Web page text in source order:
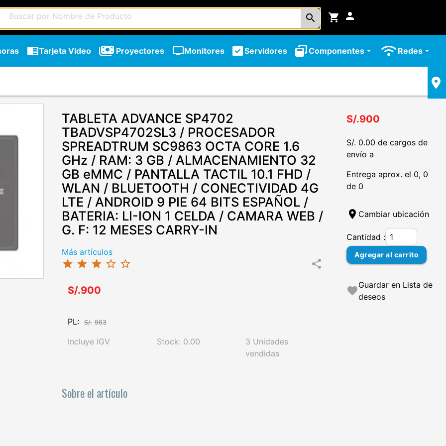
search shopping_cart person
chrome_reader_modeTarjeta Video Proyectores tvMonitores Servidores Componentesarrow_drop_down Redes arrow_drop_down
TABLETA ADVANCE SP4702
TBADVSP4702SL3 / PROCESADOR
SPREADTRUM SC9863 OCTA CORE 1.6
GHz / RAM: 3 GB / ALMACENAMIENTO 32
GB eMMC / PANTALLA TACTIL 10.1 FHD /
WLAN / BLUETOOTH / CONECTIVIDAD 4G
LTE / ANDROID 9 PIE 64 BITS ESPAÑOL /
BATERIA: LI-ION 1 CELDA / CAMARA WEB /
G. F: 12 MESES CARRY-IN
Más artículos
star star star star_border star_border share
S/.900
PL: S/. 963
Incluye IGV Stock: 0.00
3 Unidades
vendidas
Sobre el artículo
S/.900
S/. 0.00 de cargos de
envío a
Entrega aprox. el 0, 0
de 0
location_on Cambiar ubicación
Cantidad :
Agregar al carrito
favoriteGuardar en Lista de
deseos